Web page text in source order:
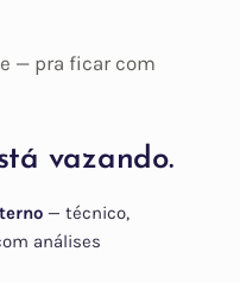
— pra ficar com
vazando.
— técnico,
análises